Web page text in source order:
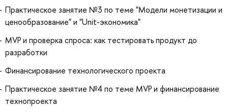
Практическое занятие №3 по теме "Модели монетизации и
ценообразование" и "Unit-экономика"
MVP и проверка спроса: как тестировать продукт до
разработки
Финансирование технологического проекта
Практическое занятие №4 по теме MVP и финансирование
технопроекта